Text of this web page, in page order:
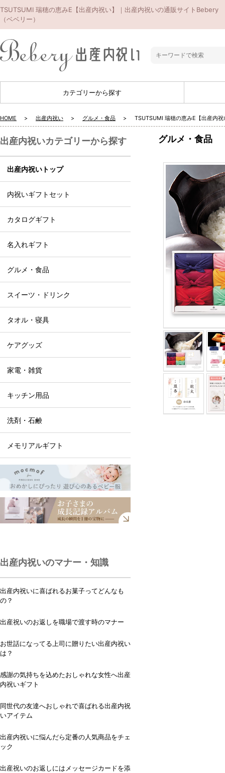
TSUTSUMI 瑞穂の恵みE【出産内祝い】｜出産内祝いの通販サイトBebery
（ベベリー）
カテゴリーから探す
HOME 出産内祝い グルメ・食品 TSUTSUMI 瑞穂の恵みE【出産内祝
グルメ・食品
出産内祝いカテゴリーから探す
出産内祝いトップ
内祝いギフトセット
カタログギフト
名入れギフト
グルメ・食品
スイーツ・ドリンク
タオル・寝具
ケアグッズ
家電・雑貨
キッチン用品
洗剤・石鹸
メモリアルギフト
出産内祝いのマナー・知識
出産内祝いに喜ばれるお菓子ってどんなも
の？
出産祝いのお返しを職場で渡す時のマナー
お世話になってる上司に贈りたい出産内祝い
は？
感謝の気持ちを込めたおしゃれな女性へ出産
内祝いギフト
同世代の友達へおしゃれで喜ばれる出産内祝
いアイテム
出産内祝いに悩んだら定番の人気商品をチェ
ック
出産祝いのお返しにはメッセージカードを添